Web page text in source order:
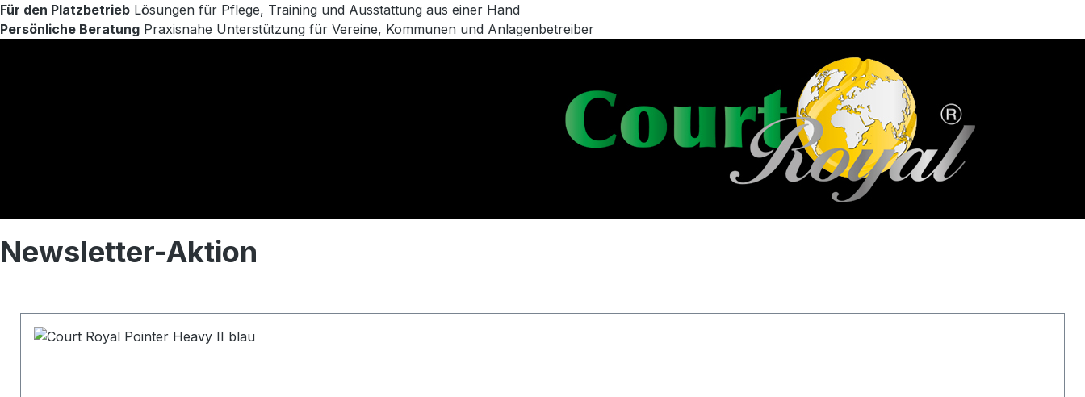
Für den Platzbetrieb Lösungen für Pflege, Training und Ausstattung aus einer Hand
Persönliche Beratung Praxisnahe Unterstützung für Vereine, Kommunen und Anlagenbetreiber
Newsletter-Aktion